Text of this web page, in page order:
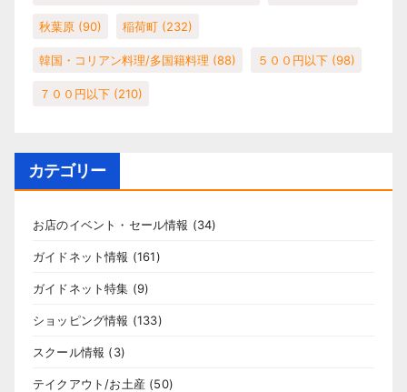
秋葉原 (90) 稲荷町 (232)
韓国・コリアン料理/多国籍料理 (88) ５００円以下 (98)
７００円以下 (210)
カテゴリー
お店のイベント・セール情報 (34)
ガイドネット情報 (161)
ガイドネット特集 (9)
ショッピング情報 (133)
スクール情報 (3)
テイクアウト/お土産 (50)